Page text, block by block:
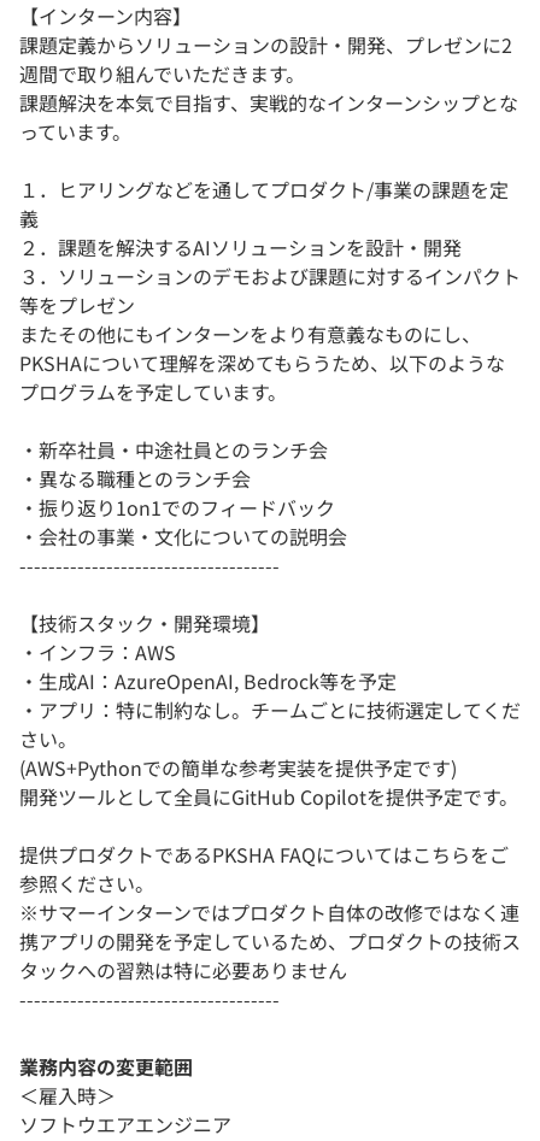
【インターン内容】
課題定義からソリューションの設計・開発、プレゼンに2
週間で取り組んでいただきます。
課題解決を本気で目指す、実戦的なインターンシップとな
っています。
１．ヒアリングなどを通してプロダクト/事業の課題を定
義
２．課題を解決するAIソリューションを設計・開発
３．ソリューションのデモおよび課題に対するインパクト
等をプレゼン
またその他にもインターンをより有意義なものにし、
PKSHAについて理解を深めてもらうため、以下のような
プログラムを予定しています。
・新卒社員・中途社員とのランチ会
・異なる職種とのランチ会
・振り返り1on1でのフィードバック
・会社の事業・文化についての説明会
------------------------------------
【技術スタック・開発環境】
・インフラ：AWS
・生成AI：AzureOpenAI, Bedrock等を予定
・アプリ：特に制約なし。チームごとに技術選定してくだ
さい。
(AWS+Pythonでの簡単な参考実装を提供予定です)
開発ツールとして全員にGitHub Copilotを提供予定です。
提供プロダクトであるPKSHA FAQについてはこちらをご
参照ください。
※サマーインターンではプロダクト自体の改修ではなく連
携アプリの開発を予定しているため、プロダクトの技術ス
タックへの習熟は特に必要ありません
------------------------------------
業務内容の変更範囲
＜雇入時＞
ソフトウエアエンジニア